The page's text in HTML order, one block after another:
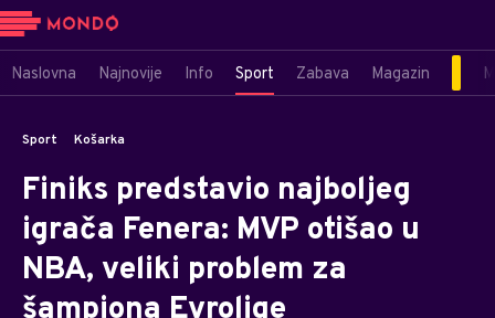
Naslovna Najnovije Info Sport Zabava Magazin
Sport Košarka
Finiks predstavio najboljeg
igrača Fenera: MVP otišao u
NBA, veliki problem za